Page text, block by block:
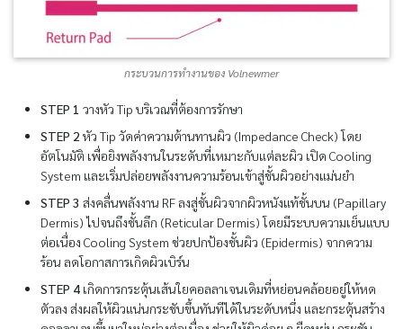
กระบวนการทำงานของ Volnewmer
STEP 1 วางหัว Tip บริเวณที่ต้องการรักษา
STEP 2 หัว Tip วัดค่าความต้านทานผิว (Impedance Check) โดย
อัตโนมัติ เพื่อยิงพลังงานในระดับที่เหมาะกับแต่ละผิว เปิด Cooling
System และเริ่มปล่อยพลังงานความร้อนเข้าสู่ชั้นผิวอย่างแม่นยำ
STEP 3 ส่งคลื่นพลังงาน RF ลงสู่ชั้นผิวจากผิวหนังแท้ชั้นบน (Papillary
Dermis) ไปจนถึงชั้นลึก (Reticular Dermis) โดยมีระบบความเย็นแบบ
ต่อเนื่อง Cooling System ช่วยปกป้องชั้นผิว (Epidermis) จากความ
ร้อน ลดโอกาสการเกิดผิวเบิร์น
STEP 4 เกิดการกระตุ้นเส้นใยคอลลาเจนเดิมที่หย่อนคล้อยอยู่ให้หด
ตัวลง ส่งผลให้ผิวแน่นกระชับขึ้นทันทีได้ในระดับหนึ่ง และกระตุ้นสร้าง